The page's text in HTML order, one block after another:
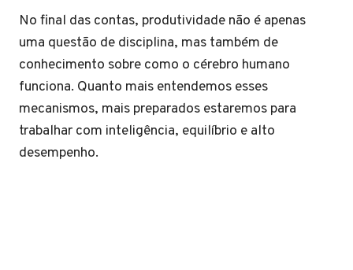
No final das contas, produtividade não é apenas
uma questão de disciplina, mas também de
conhecimento sobre como o cérebro humano
funciona. Quanto mais entendemos esses
mecanismos, mais preparados estaremos para
trabalhar com inteligência, equilíbrio e alto
desempenho.